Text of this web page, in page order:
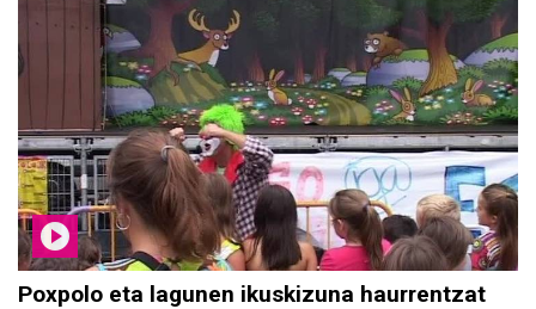
Poxpolo eta lagunen ikuskizuna haurrentzat